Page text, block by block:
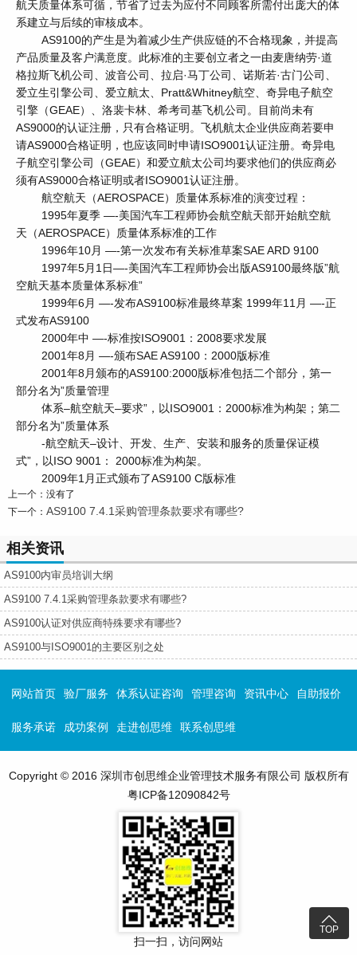
航天质量体系可循，节省了过去为应付不同顾客所需付出庞大的体
系建立与后续的审核成本。
AS9100的产生是为着减少生产供应链的不合格现象，并提高
产品质量及客户满意度。此标准的主要创立者之一由麦唐纳劳·道
格拉斯飞机公司、波音公司、拉启·马丁公司、诺斯若·古门公司、
爱立生引擎公司、爱立航太、Pratt&Whitney航空、奇异电子航空
引擎（GEAE）、洛裴卡林、希考司基飞机公司。目前尚未有
AS9000的认证注册，只有合格证明。飞机航太企业供应商若要申
请AS9000合格证明，也应该同时申请ISO9001认证注册。奇异电
子航空引擎公司（GEAE）和爱立航太公司均要求他们的供应商必
须有AS9000合格证明或者ISO9001认证注册。
航空航天（AEROSPACE）质量体系标准的演变过程：
1995年夏季 —-美国汽车工程师协会航空航天部开始航空航
天（AEROSPACE）质量体系标准的工作
1996年10月 —-第一次发布有关标准草案SAE ARD 9100
1997年5月1日—-美国汽车工程师协会出版AS9100最终版”航
空航天基本质量体系标准”
1999年6月 —-发布AS9100标准最终草案 1999年11月 —-正
式发布AS9100
2000年中 —-标准按ISO9001：2008要求发展
2001年8月 —-颁布SAE AS9100：2000版标准
2001年8月颁布的AS9100:2000版标准包括二个部分，第一
部分名为”质量管理
体系–航空航天–要求”，以ISO9001：2000标准为构架；第二
部分名为”质量体系
-航空航天–设计、开发、生产、安装和服务的质量保证模
式”，以ISO 9001： 2000标准为构架。
2009年1月正式颁布了AS9100 C版标准
上一个：没有了
下一个： AS9100 7.4.1采购管理条款要求有哪些?
相关资讯
AS9100内审员培训大纲
AS9100 7.4.1采购管理条款要求有哪些?
AS9100认证对供应商特殊要求有哪些?
AS9100与ISO9001的主要区别之处

TOP
网站首页 验厂服务 体系认证咨询 管理咨询 资讯中心 自助报价
服务承诺 成功案例 走进创思维 联系创思维
Copyright © 2016 深圳市创思维企业管理技术服务有限公司 版权所有
粤ICP备12090842号
扫一扫，访问网站